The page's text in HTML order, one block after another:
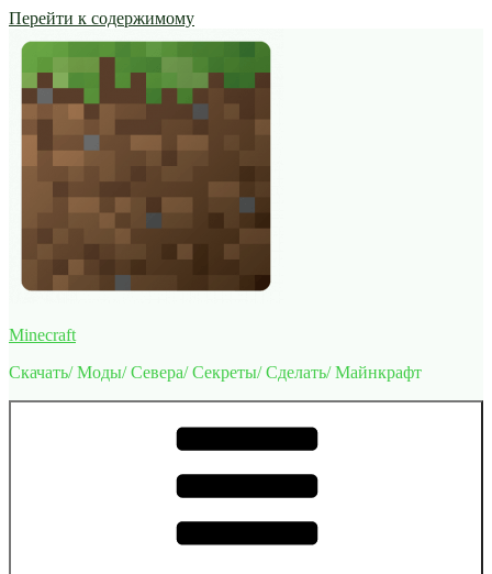
Перейти к содержимому
Minecraft
Скачать/ Моды/ Севера/ Секреты/ Сделать/ Майнкрафт